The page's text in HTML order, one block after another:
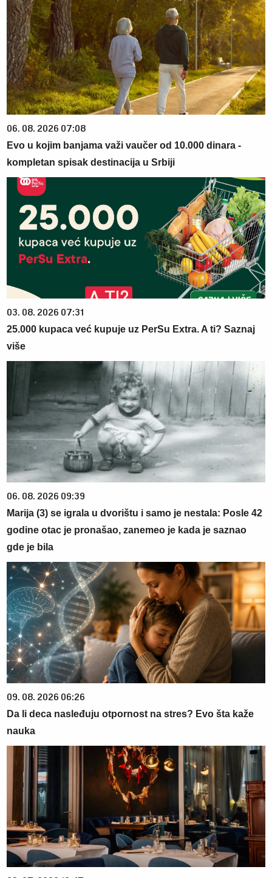
06. 08. 2026 07:08
Evo u kojim banjama važi vaučer od 10.000 dinara -
kompletan spisak destinacija u Srbiji
03. 08. 2026 07:31
25.000 kupaca već kupuje uz PerSu Extra. A ti? Saznaj
više
06. 08. 2026 09:39
Marija (3) se igrala u dvorištu i samo je nestala: Posle 42
godine otac je pronašao, zanemeo je kada je saznao
gde je bila
09. 08. 2026 06:26
Da li deca nasleđuju otpornost na stres? Evo šta kaže
nauka